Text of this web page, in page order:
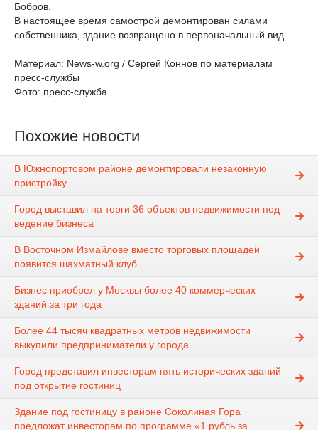
Бобров.
В настоящее время самострой демонтирован силами
собственника, здание возвращено в первоначальный вид.
Материал: News-w.org / Сергей Коннов по материалам
пресс-службы
Фото: пресс-служба
Похожие новости
В Южнопортовом районе демонтировали незаконную
пристройку
Город выставил на торги 36 объектов недвижимости под
ведение бизнеса
В Восточном Измайлове вместо торговых площадей
появится шахматный клуб
Бизнес приобрел у Москвы более 40 коммерческих
зданий за три года
Более 44 тысяч квадратных метров недвижимости
выкупили предприниматели у города
Город представил инвесторам пять исторических зданий
под открытие гостиниц
Здание под гостиницу в районе Соколиная Гора
предложат инвесторам по программе «1 рубль за